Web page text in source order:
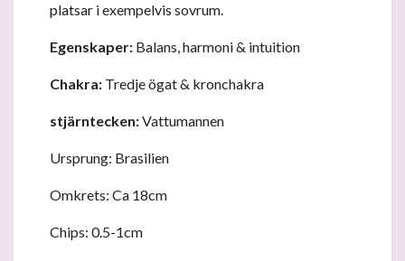
platsar i exempelvis sovrum.
Egenskaper: Balans, harmoni & intuition
Chakra: Tredje ögat & kronchakra
stjärntecken:Vattumannen
Ursprung: Brasilien
Omkrets: Ca 18cm
Chips: 0.5-1cm